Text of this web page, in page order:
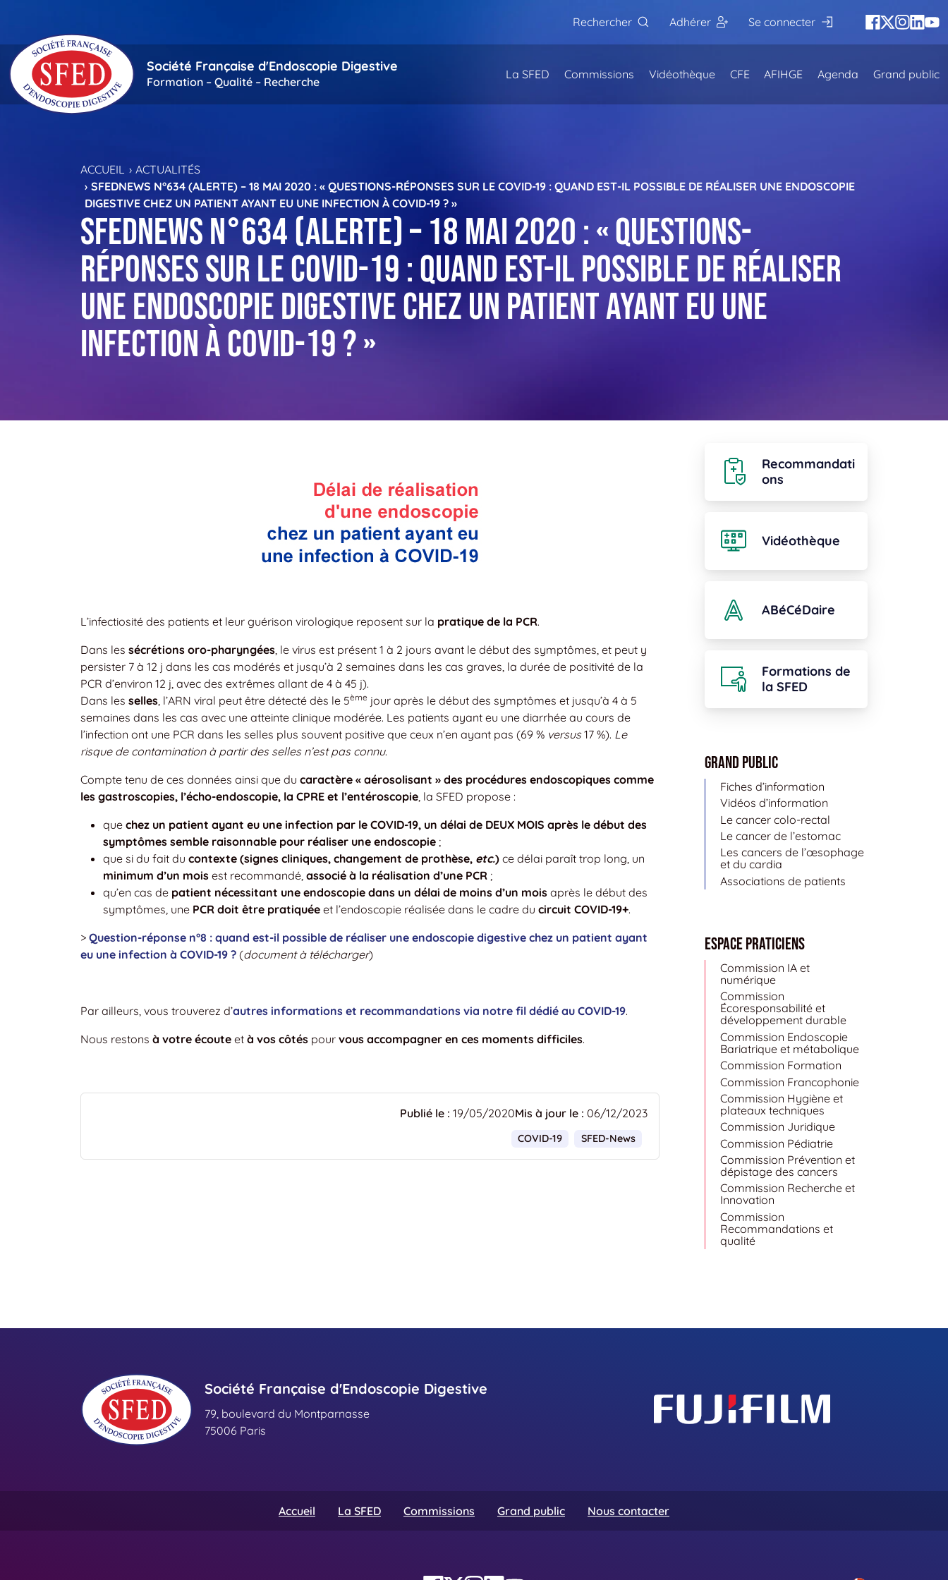
Rechercher
Adhérer Se connecter
Société Française d'Endoscopie Digestive
Formation – Qualité – Recherche
La SFED Commissions Vidéothèque CFE AFIHGE Agenda Grand public
ACCUEIL
ACTUALITÉS
SFEDNEWS N°634 (ALERTE) – 18 MAI 2020 : « QUESTIONS-RÉPONSES SUR LE COVID-19 : QUAND EST-IL POSSIBLE DE RÉALISER UNE ENDOSCOPIE
DIGESTIVE CHEZ UN PATIENT AYANT EU UNE INFECTION À COVID-19 ? »
SFEDNews n°634 (Alerte) – 18 mai 2020 : « Questions-
réponses sur le COVID-19 : quand est-il possible de réaliser
une endoscopie digestive chez un patient ayant eu une
infection à COVID-19 ? »
L’infectiosité des patients et leur guérison virologique reposent sur la pratique de la PCR.
Dans les sécrétions oro-pharyngées , le virus est présent 1 à 2 jours avant le début des symptômes, et peut y
persister 7 à 12 j dans les cas modérés et jusqu’à 2 semaines dans les cas graves, la durée de positivité de la
PCR d’environ 12 j, avec des extrêmes allant de 4 à 45 j).
Dans les selles , l’ARN viral peut être détecté dès le 5ème jour après le début des symptômes et jusqu’à 4 à 5
semaines dans les cas avec une atteinte clinique modérée. Les patients ayant eu une diarrhée au cours de
l’infection ont une PCR dans les selles plus souvent positive que ceux n’en ayant pas (69 % versus17 %). Le
risque de contamination à partir des selles n’est pas connu.
Compte tenu de ces données ainsi que du caractère « aérosolisant » des procédures endoscopiques comme
les gastroscopies, l’écho-endoscopie, la CPRE et l’entéroscopie , la SFED propose :
que chez un patient ayant eu une infection par le COVID-19, un délai de DEUX MOIS après le début des
symptômes semble raisonnable pour réaliser une endoscopie ;
que si du fait du contexte (signes cliniques, changement de prothèse, etc.) ce délai paraît trop long, un
minimum d’un mois est recommandé, associé à la réalisation d’une PCR ;
qu’en cas de patient nécessitant une endoscopie dans un délai de moins d’un mois après le début des
symptômes, une PCR doit être pratiquée et l’endoscopie réalisée dans le cadre du circuit COVID-19+.
> Question-réponse n°8 : quand est-il possible de réaliser une endoscopie digestive chez un patient ayant
eu une infection à COVID-19 ? (document à télécharger)
Par ailleurs, vous trouverez d’autres informations et recommandations via notre fil dédié au COVID-19.
Nous restons à votre écoute et à vos côtés pour vous accompagner en ces moments difficiles.
Publié le : 19/05/2020Mis à jour le : 06/12/2023
COVID-19 SFED-News
Recommandati
ons
Vidéothèque
ABéCéDaire
Formations de
la SFED
Grand public
Fiches d’information
Vidéos d’information
Le cancer colo-rectal
Le cancer de l’estomac
Les cancers de l’œsophage
et du cardia
Associations de patients
Espace Praticiens
Commission IA et
numérique
Commission
Écoresponsabilité et
développement durable
Commission Endoscopie
Bariatrique et métabolique
Commission Formation
Commission Francophonie
Commission Hygiène et
plateaux techniques
Commission Juridique
Commission Pédiatrie
Commission Prévention et
dépistage des cancers
Commission Recherche et
Innovation
Commission
Recommandations et
qualité
Société Française d'Endoscopie Digestive
79, boulevard du Montparnasse
75006 Paris
Accueil La SFED Commissions Grand public Nous contacter